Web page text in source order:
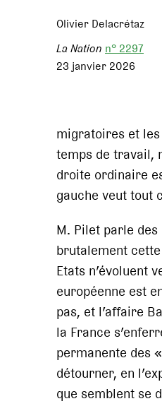
Olivier Delacrétaz
La Nation n° 2297
23 janvier 2026
migratoires et
temps de travail,
droite ordinaire
gauche veut tout
M. Pilet parle
brutalement
Etats n’évoluent
européenne est
pas, et l’affaire
la France
permanente des
détourner, en
que semblent se